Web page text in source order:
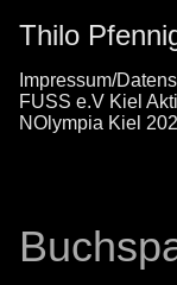
Thilo
Impressum/
FUSS e.V Kiel
NOlympia Kiel